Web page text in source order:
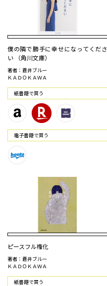
僕の隣で勝手に幸せになってくださ
い （角川文庫）
著者：蒼井ブルー
ＫＡＤＯＫＡＷＡ
紙書籍で買う
電⼦書籍で買う
ピースフル権化
著者：蒼井ブルー
ＫＡＤＯＫＡＷＡ
紙書籍で買う